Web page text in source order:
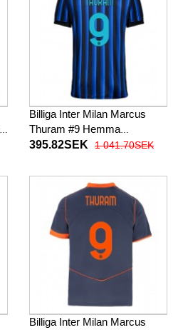
Billiga Inter Milan Marcus
Thuram #9 Hemma
fotbollskläder 2025-26
395.82SEK 1 041.70SEK
Billiga Inter Milan Marcus